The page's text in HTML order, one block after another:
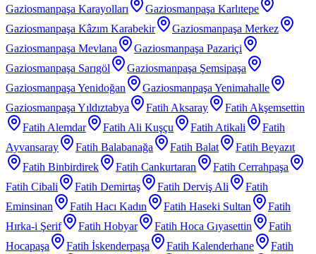
Gaziosmanpaşa Karayolları
Gaziosmanpaşa Karlıtepe
Gaziosmanpaşa Kâzım Karabekir
Gaziosmanpaşa Merkez
Gaziosmanpaşa Mevlana
Gaziosmanpaşa Pazariçi
Gaziosmanpaşa Sarıgöl
Gaziosmanpaşa Şemsipaşa
Gaziosmanpaşa Yenidoğan
Gaziosmanpaşa Yenimahalle
Gaziosmanpaşa Yıldıztabya
Fatih Aksaray
Fatih Akşemsettin
Fatih Alemdar
Fatih Ali Kuşçu Fatih Atikali
Fatih
Ayvansaray
Fatih Balabanağa Fatih Balat
Fatih Beyazıt
Fatih Binbirdirek
Fatih Cankurtaran
Fatih Cerrahpaşa
Fatih Cibali
Fatih Demirtaş Fatih Derviş Ali
Fatih
Eminsinan
Fatih Hacı Kadın Fatih Haseki Sultan
Fatih
Hırka-i Şerif
Fatih Hobyar Fatih Hoca Gıyasettin
Fatih
Hocapaşa
Fatih İskenderpaşa Fatih Kalenderhane Fatih